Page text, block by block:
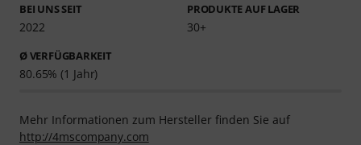
BEI UNS SEIT
2022
PRODUKTE AUF LAGER
30+
Ø VERFÜGBARKEIT
80.65% (1 Jahr)
Mehr Informationen zum Hersteller finden Sie auf
http://4mscompany.com